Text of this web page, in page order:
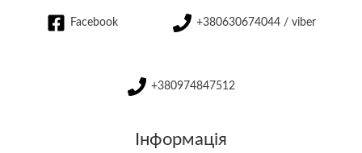
Facebook +380630674044 / viber
+380974847512
Інформація